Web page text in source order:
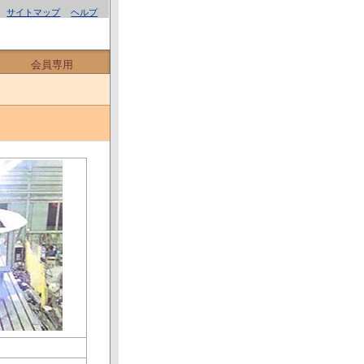
会員専用
サイトマップ ヘルプ